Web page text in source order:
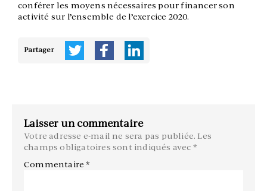
conférer les moyens nécessaires pour financer son
activité sur l’ensemble de l’exercice 2020.
Partager
Laisser un commentaire
Votre adresse e-mail ne sera pas publiée. Les
champs obligatoires sont indiqués avec *
Commentaire*